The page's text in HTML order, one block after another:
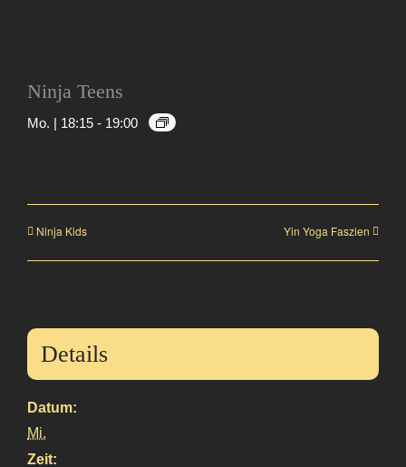
Ninja Teens
Mo. | 18:15 - 19:00
Ninja Kids Yin Yoga Faszien
Details
Datum:
Mi.
Zeit: